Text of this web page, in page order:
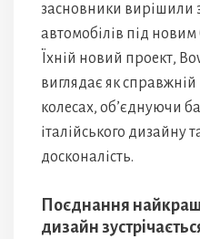
засновники вирішили
автомобілів під
Їхній новий проект,
виглядає як
колесах, об’єднуючи
італійського дизайну
досконалість.
Поєднання
дизайн